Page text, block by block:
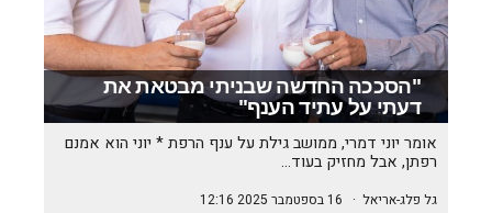
"הסככה החדשה שבניתי מבטאת את
דעתי על עתיד הענף"
אומר יוני דמרי, ממושב גילת על ענף הרפת * יוני הוא אמנם
רפתן, אבל מחזיק בעוד…
גל פלג-אריאל · 16 בספטמבר 2025 12:16